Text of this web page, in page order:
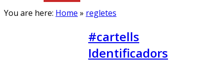
You are here: Home » regletes
#cartells
Identificadors